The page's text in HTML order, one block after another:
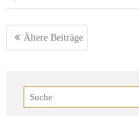
Beitragsnavigation
Ältere Beiträge